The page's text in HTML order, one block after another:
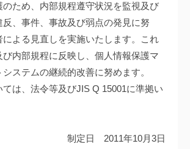
のため、内部規程遵守状況を監視及び
反、事件、事故及び弱点の発見に努
による見直しを実施いたします。これ
び内部規程に反映し、個人情報保護マ
ステムの継続的改善に努めます。
ては、法令等及びJIS Q 15001に準拠い
制定日 2011年10月3日